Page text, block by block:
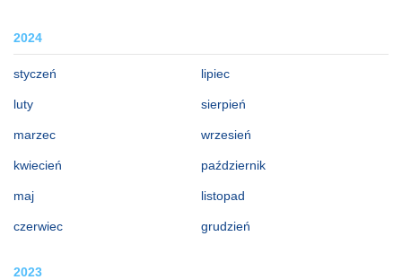
2024
styczeń
luty
marzec
kwiecień
maj
czerwiec
lipiec
sierpień
wrzesień
październik
listopad
grudzień
2023